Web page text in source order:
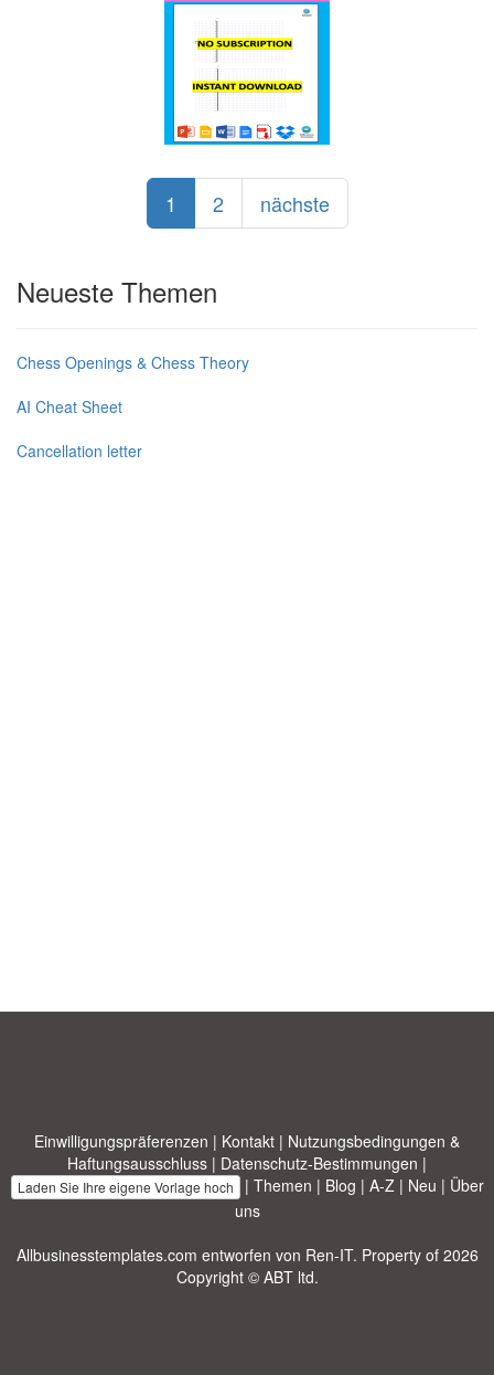
1 2 nächste
Neueste Themen
Chess Openings & Chess Theory
AI Cheat Sheet
Cancellation letter
Einwilligungspräferenzen | Kontakt | Nutzungsbedingungen &
Haftungsausschluss | Datenschutz-Bestimmungen |
Laden Sie Ihre eigene Vorlage hoch | Themen | Blog | A-Z | Neu | Über
uns
Allbusinesstemplates.com entworfen von Ren-IT. Property of 2026
Copyright © ABT ltd.